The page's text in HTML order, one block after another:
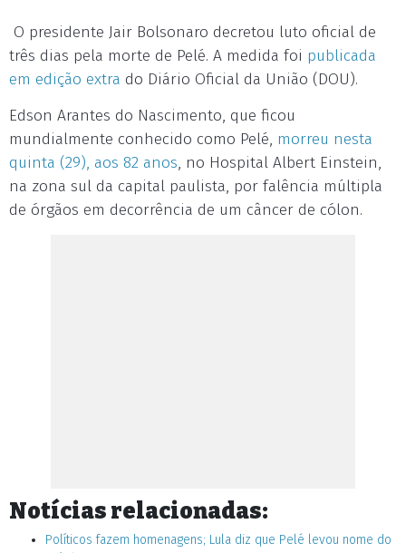
O presidente Jair Bolsonaro decretou luto oficial de
três dias pela morte de Pelé. A medida foi publicada
em edição extra do Diário Oficial da União (DOU).
Edson Arantes do Nascimento, que ficou
mundialmente conhecido como Pelé, morreu nesta
quinta (29), aos 82 anos, no Hospital Albert Einstein,
na zona sul da capital paulista, por falência múltipla
de órgãos em decorrência de um câncer de cólon.
Notícias relacionadas:
Políticos fazem homenagens; Lula diz que Pelé levou nome do